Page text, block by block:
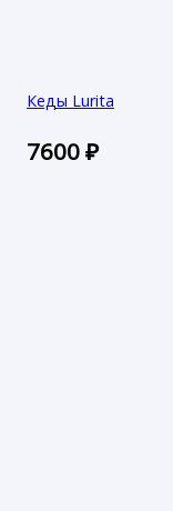
Кеды Lurita
7600₽